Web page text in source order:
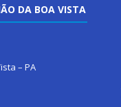
DA BOA VISTA
– PA